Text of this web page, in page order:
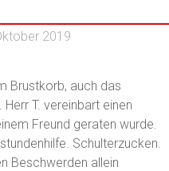
2019
Brustkorb, auch das
T. vereinbart einen
Freund geraten wurde.
Schulterzucken.
Beschwerden allein